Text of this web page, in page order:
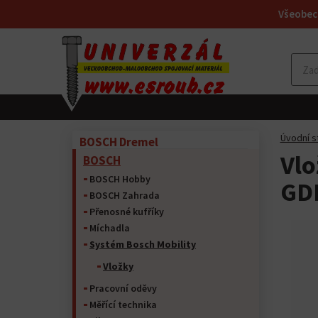
BOSCH Dremel
BOSCH
BOSCH Hobby
BOSCH Zahrada
Přenosné kufříky
Míchadla
Systém Bosch Mobility
Vložky
Pracovní oděvy
Měřící technika
Úvodní